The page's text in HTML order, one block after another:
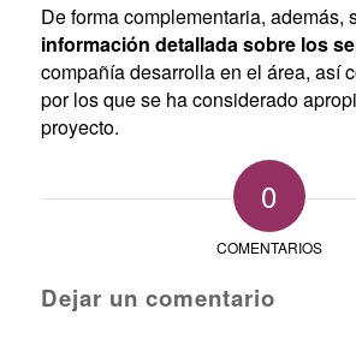
De forma complementaria, además,
información detallada sobre los
compañía desarrolla en el área, así
por los que se ha considerado
proyecto.
0
COMENTARIOS
Dejar un comentario